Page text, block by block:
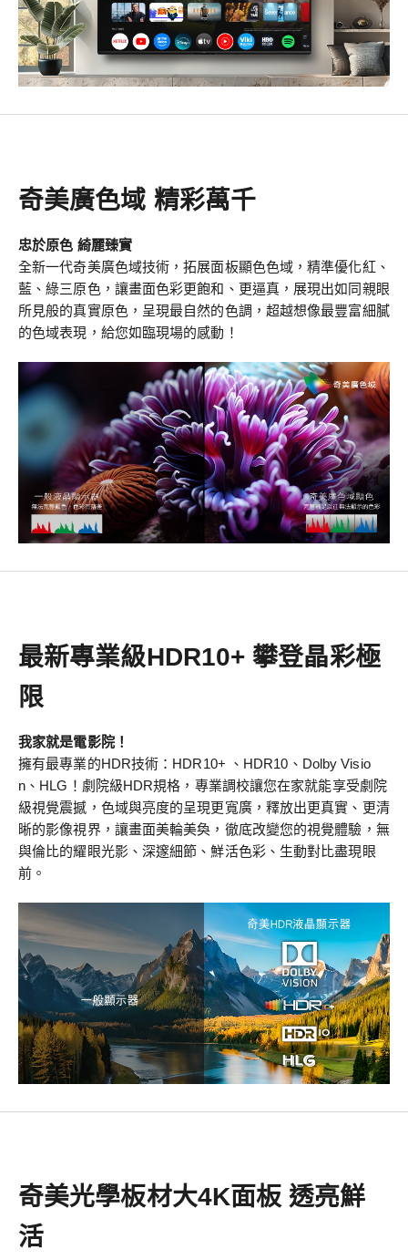
奇美廣色域 精彩萬千
忠於原色 綺麗臻實
全新一代奇美廣色域技術，拓展面板顯色色域，精準優化紅、
藍、綠三原色，讓畫面色彩更飽和、更逼真，展現出如同親眼
所見般的真實原色，呈現最自然的色調，超越想像最豐富細膩
的色域表現，給您如臨現場的感動！
最新專業級HDR10+ 攀登晶彩極
限
我家就是電影院！
擁有最專業的HDR技術：HDR10+ 、HDR10、Dolby Visio
n、HLG！劇院級HDR規格，專業調校讓您在家就能享受劇院
級視覺震撼，色域與亮度的呈現更寬廣，釋放出更真實、更清
晰的影像視界，讓畫面美輪美奐，徹底改變您的視覺體驗，無
與倫比的耀眼光影、深邃細節、鮮活色彩、生動對比盡現眼
前。
奇美光學板材大4K面板 透亮鮮
活